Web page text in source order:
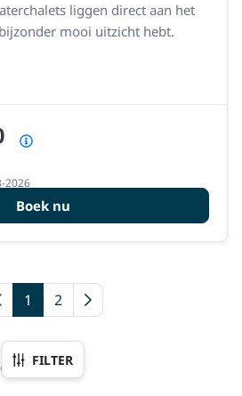
liggen direct aan het
mooi uitzicht hebt.
2026
Boek nu
pagina
1 2 Volgende pagina
FILTER